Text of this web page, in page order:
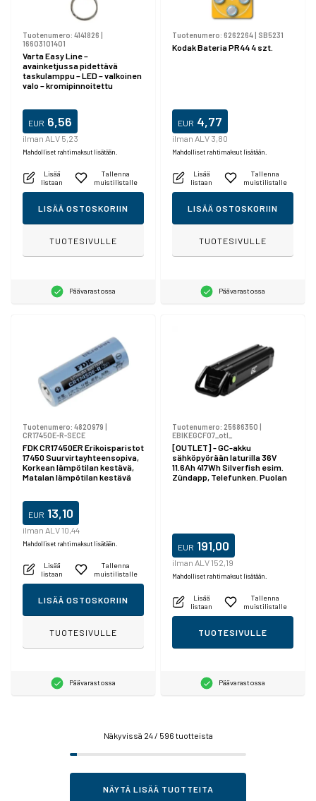
Tuotenumero: 4141826 |
16603101401
Varta Easy Line –
avainketjussa pidettävä
taskulamppu – LED – valkoinen
valo – kromipinnoitettu
EUR 6,56
ilman ALV 5,23
Mahdolliset rahtimaksut lisätään.
Lisää
listaan
Tallenna
muistilistalle
LISÄÄ OSTOSKORIIN
TUOTESIVULLE
Päävarastossa
Tuotenumero: 6262264| SB5231
Kodak Bateria PR44 4 szt.
EUR 4,77
ilman ALV 3,80
Mahdolliset rahtimaksut lisätään.
Lisää
listaan
Tallenna
muistilistalle
LISÄÄ OSTOSKORIIN
TUOTESIVULLE
Päävarastossa
Tuotenumero: 4820979 |
CR17450E-R-SECE
FDK CR17450ER Erikoisparistot
17450 Suurvirtayhteensopiva,
Korkean lämpötilan kestävä,
Matalan lämpötilan kestävä
EUR 13,10
ilman ALV 10,44
Mahdolliset rahtimaksut lisätään.
Lisää
listaan
Tallenna
muistilistalle
LISÄÄ OSTOSKORIIN
TUOTESIVULLE
Päävarastossa
Tuotenumero: 25686350 |
EBIKEGCF07_otl_
[OUTLET] - GC-akku
sähköpyörään laturilla 36V
11.6Ah 417Wh Silverfish esim.
Zündapp, Telefunken. Puolan
EUR 191,00
ilman ALV 152,19
Mahdolliset rahtimaksut lisätään.
Lisää
listaan
Tallenna
muistilistalle
TUOTESIVULLE
Päävarastossa
Näkyvissä 24/ 596 tuotteista
NÄYTÄ LISÄÄ TUOTTEITA